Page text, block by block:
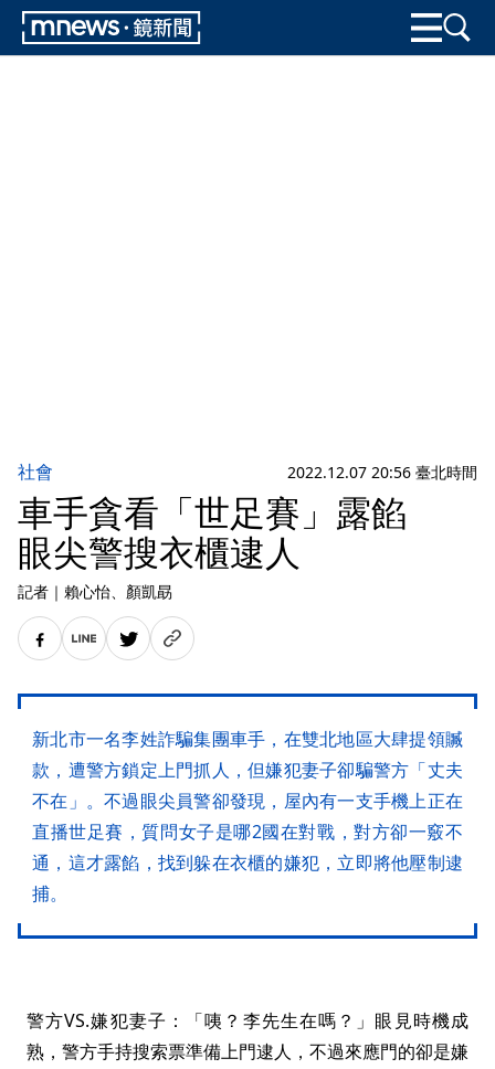
社會 2022.12.07 20:56 臺北時間
車手貪看「世足賽」露餡
眼尖警搜衣櫃逮人
記者 ｜ 賴心怡、顏凱勗
新北市一名李姓詐騙集團車手，在雙北地區大肆提領贓
款，遭警方鎖定上門抓人，但嫌犯妻子卻騙警方「丈夫
不在」。不過眼尖員警卻發現，屋內有一支手機上正在
直播世足賽，質問女子是哪2國在對戰，對方卻一竅不
通，這才露餡，找到躲在衣櫃的嫌犯，立即將他壓制逮
捕。
警方VS.嫌犯妻子：「咦？李先生在嗎？」眼見時機成
熟，警方手持搜索票準備上門逮人，不過來應門的卻是嫌